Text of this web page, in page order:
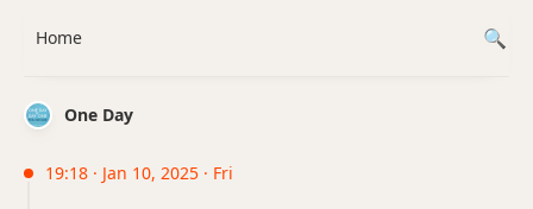
One Day
19:18 · Jan 10, 2025 · Fri
Home